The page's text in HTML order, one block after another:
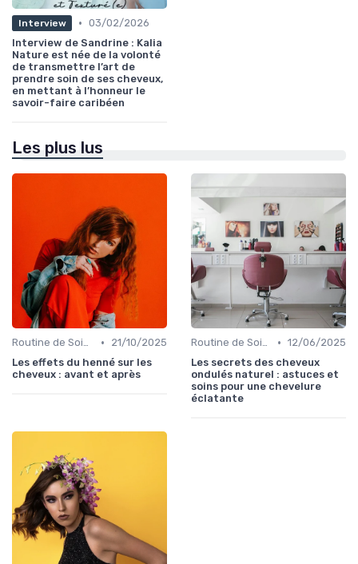
Interview • 03/02/2026
Interview de Sandrine : Kalia
Nature est née de la volonté
de transmettre l’art de
prendre soin de ses cheveux,
en mettant à l’honneur le
savoir-faire caribéen
Les plus lus
Routine de Soins pour Cheveux Bouclés •
21/10/2025
Les effets du henné sur les
cheveux : avant et après
Routine de Soins pour Cheveux Bouclés • 12/06/2025
Les secrets des cheveux
ondulés naturel : astuces et
soins pour une chevelure
éclatante